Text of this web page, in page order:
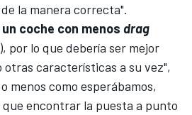
la manera correcta".
coche con menos drag
por lo que debería ser mejor
otras características a su vez",
menos como esperábamos,
encontrar la puesta a punto